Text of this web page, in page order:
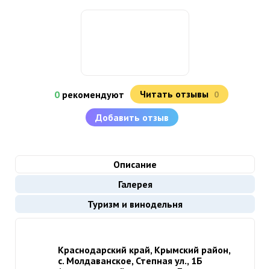
0рекомендуют Читать отзывы 0
Добавить отзыв
Описание
Галерея
Туризм и винодельня
Краснодарский край, Крымский район,
с. Молдаванское, Степная ул., 1Б